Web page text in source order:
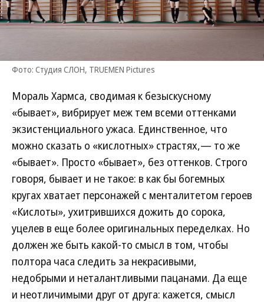
Фото: Студия СЛОН, TRUEMEN Pictures
Мораль Хармса, сводимая к безыскусному
«бывает», вибрирует меж тем всеми оттенками
экзистенциального ужаса. Единственное, что
можно сказать о «кислотных» страстях,— то же
«бывает». Просто «бывает», без оттенков. Строго
говоря, бывает и не такое: в как бы богемных
кругах хватает персонажей с менталитетом героев
«Кислоты», ухитрившихся дожить до сорока,
уцелев в еще более оригинальных переделках. Но
должен же быть какой-то смысл в том, чтобы
полтора часа следить за некрасивыми,
недобрыми и неталантливыми пацанами. Да еще
и неотличимыми друг от друга: кажется, смысл